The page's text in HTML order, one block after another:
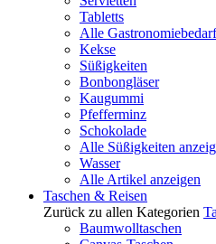
Tabletts
Alle
Kekse
Süßigkeiten
Bonbongläser
Kaugummi
Pfefferminz
Schokolade
Alle Süßigkeiten
Wasser
Alle Artikel anzeigen
Taschen & Reisen
Zurück zu allen Kategorien
Baumwolltaschen